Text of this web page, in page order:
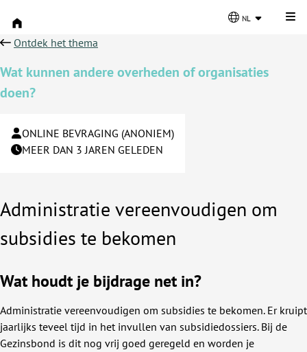
nl
Ontdek het thema
Wat kunnen andere overheden of organisaties
doen?
ONLINE BEVRAGING (ANONIEM)
MEER DAN 3 JAREN GELEDEN
Administratie vereenvoudigen om
subsidies te bekomen
Wat houdt je bijdrage net in?
Administratie vereenvoudigen om subsidies te bekomen. Er kruipt
jaarlijks teveel tijd in het invullen van subsidiedossiers. Bij de
Gezinsbond is dit nog vrij goed geregeld en worden je